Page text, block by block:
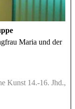
Maria und der
Kunst 14.-16. Jhd.,